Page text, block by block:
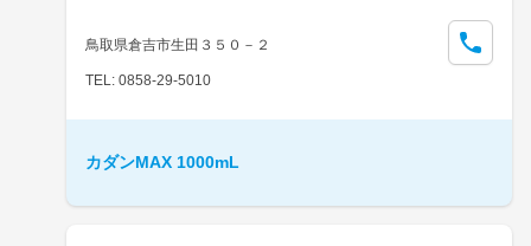
鳥取県倉吉市生田３５０－２
TEL: 0858-29-5010
カダンMAX 1000mL